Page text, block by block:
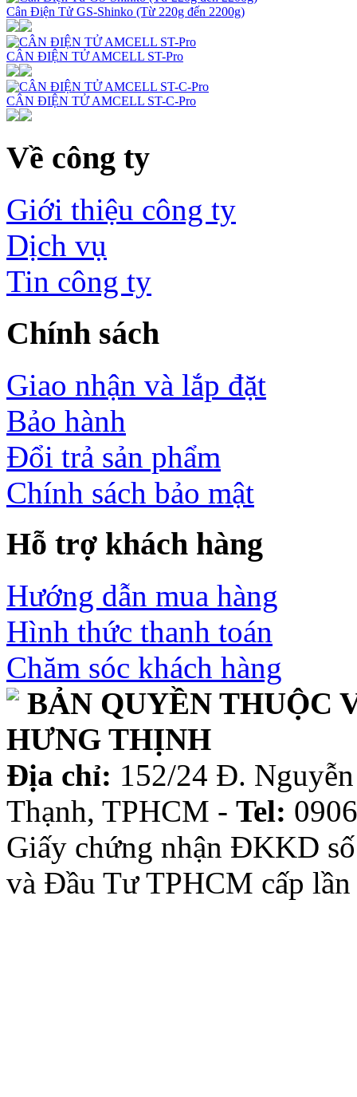
Cân Điện Tử GS-Shinko (Từ 220g đến 2200g)
CÂN ĐIỆN TỬ AMCELL ST-Pro
CÂN ĐIỆN TỬ AMCELL ST-C-Pro
Về công ty
Giới thiệu công ty
Dịch vụ
Tin công ty
Chính sách
Giao nhận và lắp đặt
Bảo hành
Đổi trả sản phẩm
Chính sách bảo mật
Hỗ trợ khách hàng
Hướng dẫn mua hàng
Hình thức thanh toán
Chăm sóc khách hàng
BẢN QUYỀN THUỘC
HƯNG THỊNH
Địa chỉ: 152/24 Đ.
Thạnh, TPHCM - Tel:
Giấy chứng nhận ĐKKD
và Đầu Tư TPHCM cấp